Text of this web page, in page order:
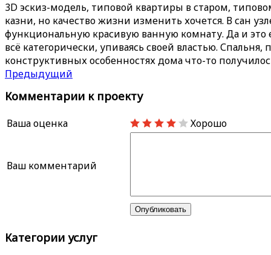
3D эскиз-модель, типовой квартиры в старом,
казни, но качество жизни изменить хочется. В сан
функциональную красивую ванную комнату. Да и
всё категорически, упиваясь своей властью.
конструктивных особенностях дома что-то
Предыдущий
Комментарии к проекту
Ваша оценка Хорошо
Ваш комментарий
Категории услуг